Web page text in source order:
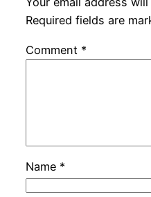
Required fields are
Comment *
Name *